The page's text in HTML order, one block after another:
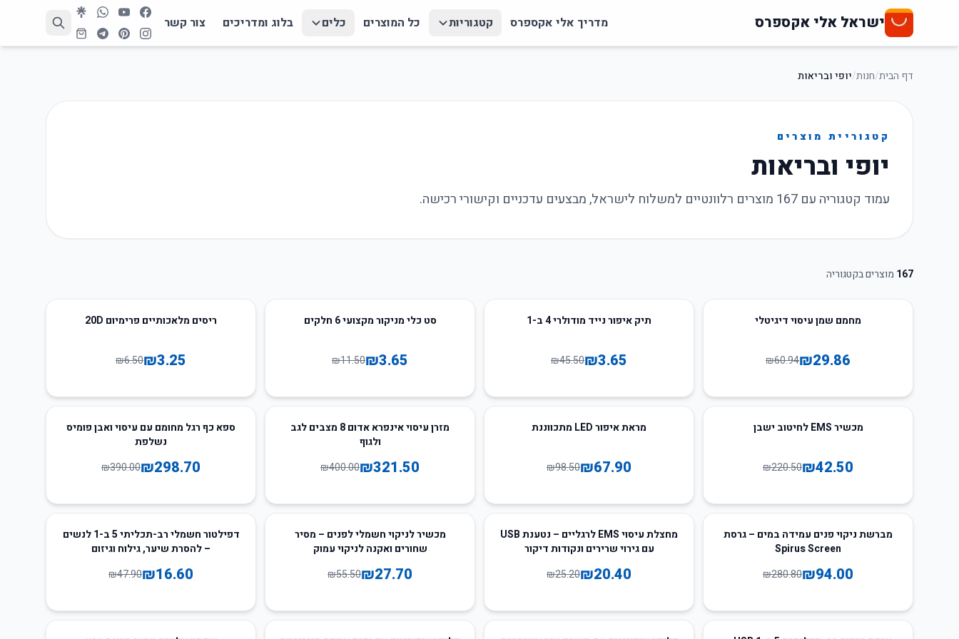
ישראל אלי אקספרס מדריך אלי אקספרס קטגוריות כל המוצרים כלים בלוג ומדריכים צור קשר
דף הבית/חנות/יופי ובריאות
קטגוריית מוצרים
יופי ובריאות
עמוד קטגוריה עם 167 מוצרים רלוונטיים למשלוח לישראל, מבצעים עדכניים וקישורי רכישה.
167 מוצרים בקטגוריה
מחמם שמן עיסוי דיגיטלי
₪29.86
₪60.94
תיק איפור נייד מודולרי 4 ב-1
₪3.65
₪45.50
סט כלי מניקור מקצועי 6 חלקים
₪3.65
₪11.50
ריסים מלאכותיים פרימיום 20D
₪3.25
₪6.50
מכשיר EMS לחיטוב ישבן
₪42.50
₪220.50
מראת איפור LED מתכווננת
₪67.90
₪98.50
20
מזרן עיסוי אינפרא אדום 8 מצבים לגב
ולגוף
₪321.50
₪400.00
23
ספא כף רגל מחומם עם עיסוי ואבן פומיס
נשלפת
₪298.70
₪390.00
67
מברשת ניקוי פנים עמידה במים – גרסת
Spirus Screen
₪94.00
₪280.80
19%
מחצלת עיסוי EMS לרגליים – נטענת USB
עם גירוי שרירים ונקודות דיקור
₪20.40
₪25.20
מכשיר לניקוי חשמלי לפנים – מסיר
שחורים ואקנה לניקוי עמוק
₪27.70
₪55.50
65%
דפילטור חשמלי רב-תכליתי 5 ב-1 לנשים
– להסרת שיער, גילוח וגיזום
₪16.60
₪47.90